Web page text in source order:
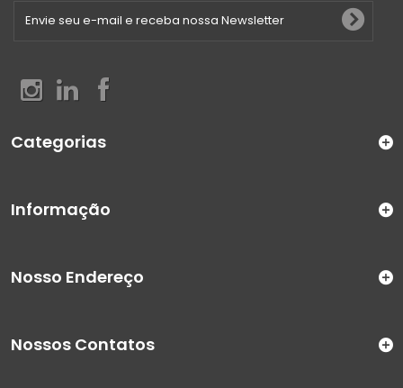
Categorias
Informação
Nosso Endereço
Nossos Contatos